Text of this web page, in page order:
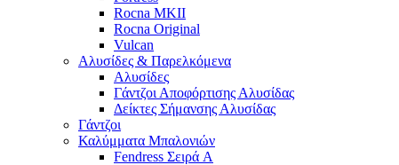
Rocna MKII
Rocna Original
Vulcan
Αλυσίδες & Παρελκόμενα
Αλυσίδες
Γάντζοι Αποφόρτισης Αλυσίδας
Δείκτες Σήμανσης Αλυσίδας
Γάντζοι
Καλύμματα Μπαλονιών
Fendress Σειρά A